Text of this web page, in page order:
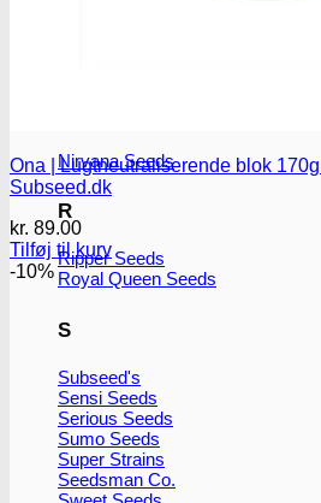
Nirvana Seeds
R
Ripper Seeds
Royal Queen Seeds
S
Subseed's
Sensi Seeds
Serious Seeds
Sumo Seeds
Super Strains
Seedsman Co.
Ona | Lugtneutraliserende blok
Subseed.dk
kr. 89.00
Tilføj til kurv
-10%